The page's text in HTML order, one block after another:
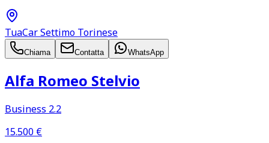
TuaCar Settimo Torinese
Chiama Contatta WhatsApp
Alfa Romeo Stelvio
Business 2.2
15.500 €